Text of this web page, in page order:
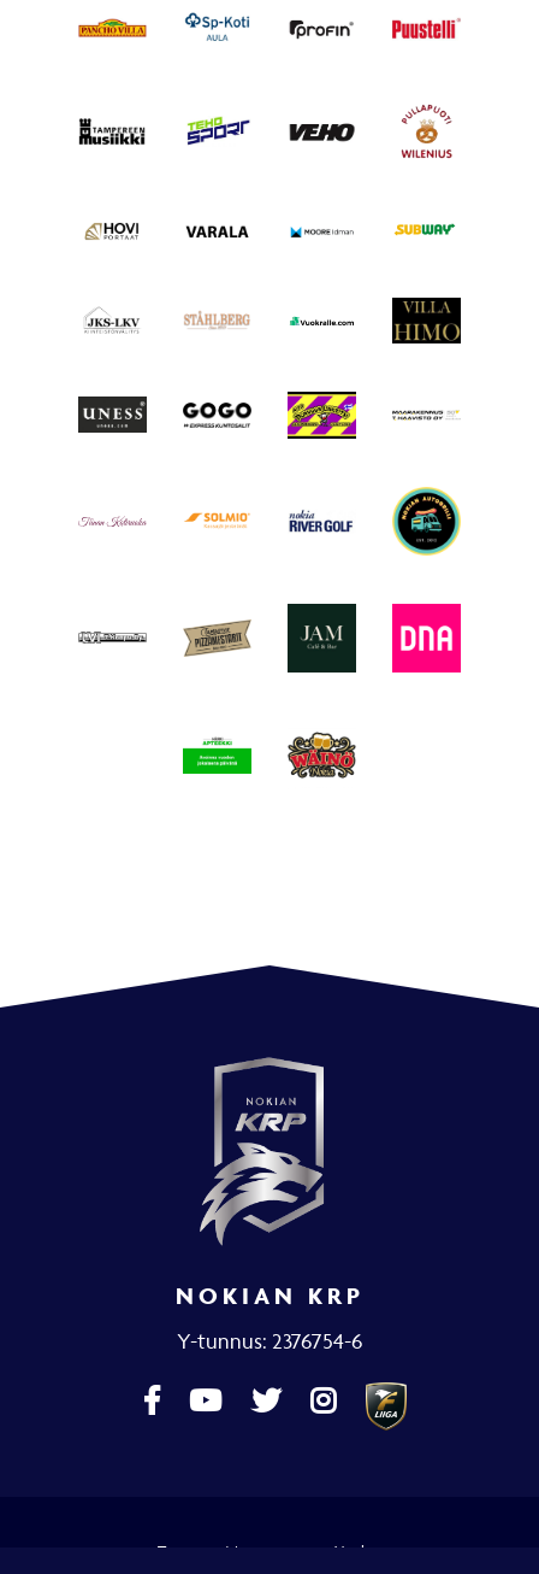
NOKIAN KRP
Y-tunnus: 2376754-6
Toteutus: Mainostoimisto Värikäs